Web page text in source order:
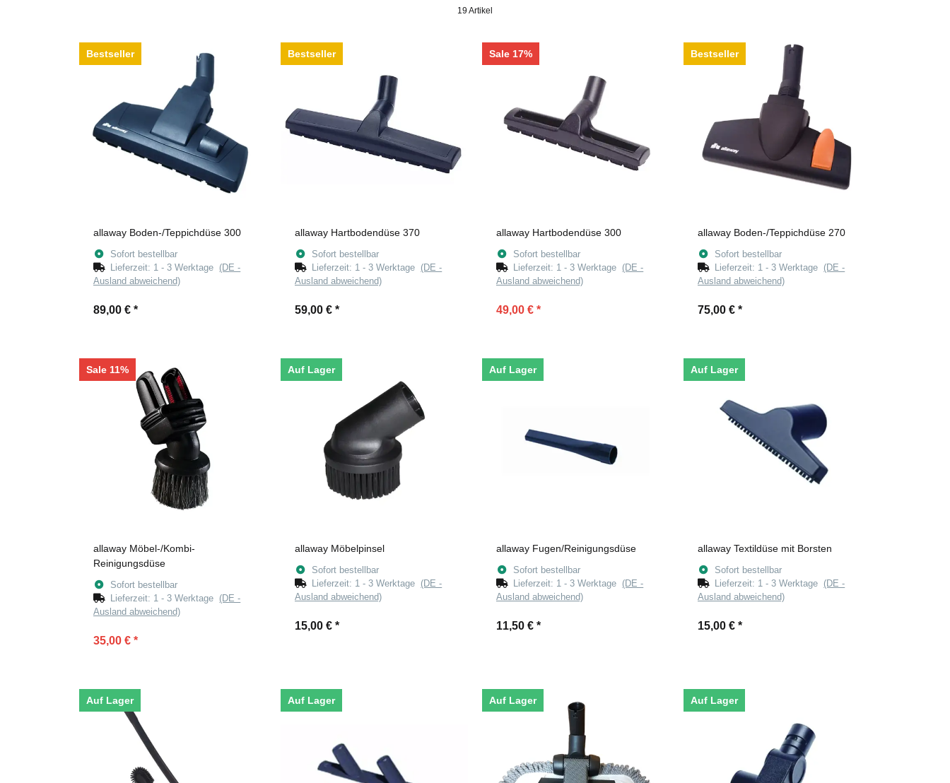
19 Artikel
Bestseller
allaway Boden-/Teppichdüse 300
Sofort bestellbar
Lieferzeit: 1 - 3 Werktage (DE -
Ausland abweichend)
89,00 € *
Bestseller
allaway Hartbodendüse 370
Sofort bestellbar
Lieferzeit: 1 - 3 Werktage (DE -
Ausland abweichend)
59,00 € *
Sale 17%
allaway Hartbodendüse 300
Sofort bestellbar
Lieferzeit: 1 - 3 Werktage (DE -
Ausland abweichend)
49,00 € *
Bestseller
allaway Boden-/Teppichdüse 270
Sofort bestellbar
Lieferzeit: 1 - 3 Werktage (DE -
Ausland abweichend)
75,00 € *
Sale 11%
allaway Möbel-/Kombi-
Reinigungsdüse
Sofort bestellbar
Lieferzeit: 1 - 3 Werktage (DE -
Ausland abweichend)
35,00 € *
Auf Lager
allaway Möbelpinsel
Sofort bestellbar
Lieferzeit: 1 - 3 Werktage (DE -
Ausland abweichend)
15,00 € *
Auf Lager
allaway Fugen/Reinigungsdüse
Sofort bestellbar
Lieferzeit: 1 - 3 Werktage (DE -
Ausland abweichend)
11,50 € *
Auf Lager
allaway Textildüse mit Borsten
Sofort bestellbar
Lieferzeit: 1 - 3 Werktage (DE -
Ausland abweichend)
15,00 € *
Auf Lager Auf Lager Auf Lager Auf Lager